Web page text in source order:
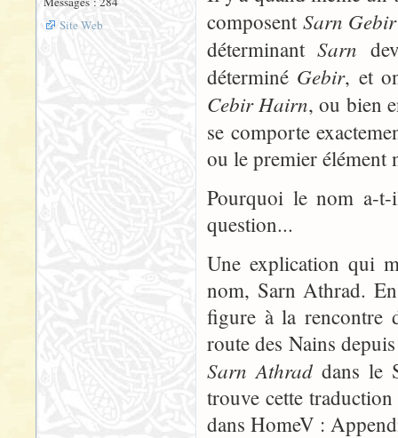
Site Web
composent Sarn Gebir
déterminantSarn
déterminé Gebir, et
Cebir Hairn, ou bien
se comporte
ou le premier élément
Pourquoi le nom a-
question...
Une explication qui
nom, Sarn Athrad.
figure à la rencontre
route des Nains
Sarn Athrad dans le
trouve cette
dans HomeV :